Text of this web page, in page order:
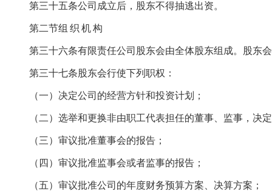
第三十五条公司成立后，股东不得抽逃出资。
第二节组 织 机构
第三十六条有限责任公司股东会由全体股东组成。股东
第三十七条股东会行使下列职权：
（一）决定公司的经营方针和投资计划；
（二）选举和更换非由职工代表担任的董事、监事，决
（三）审议批准董事会的报告；
（四）审议批准监事会或者监事的报告；
（五）审议批准公司的年度财务预算方案、决算方案；